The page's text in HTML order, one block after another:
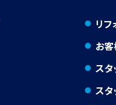
リ
お
スタ
スタ